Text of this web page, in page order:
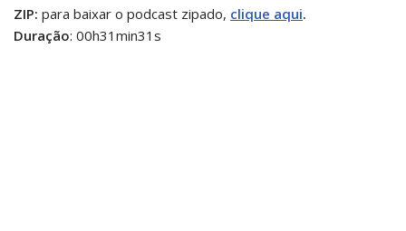
ZIP: para baixar o podcast zipado, clique aqui.
Duração: 00h31min31s